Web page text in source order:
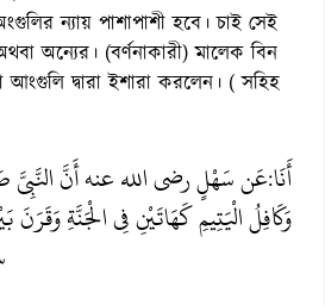
ন্যায় পাশাপাশী হবে। চাই সেই
অন্যের। (বর্ণনাকারী) মালেক বিন
দ্বারা ইশারা করলেন। ( সহিহ
عَن سَهْلٍ رضي الله عنه أَنَّ النَّبِيَّ:أَنَا
وَكَافِلُ الْيَتِيمِ كَهَاتَيْنِ فِي الْجَنَّةِ